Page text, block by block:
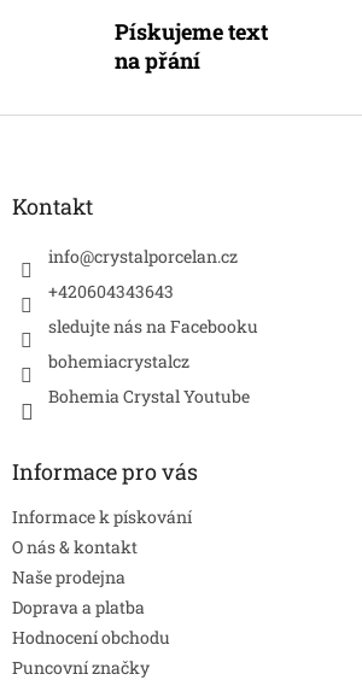
Pískujeme text
na přání
Z
Kontakt
info@crystalporcelan.cz
+420604343643
sledujte nás na Facebooku
bohemiacrystalcz
Bohemia Crystal Youtube
Informace pro vás
Informace k pískování
O nás & kontakt
Naše prodejna
Doprava a platba
Hodnocení obchodu
Puncovní značky